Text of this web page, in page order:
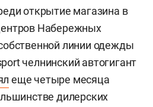
открытие магазина в
Набережных
линии одежды
челнинский автогигант
еще четыре месяца
дилерских